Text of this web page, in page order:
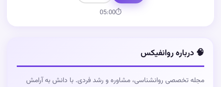
⏱
05:00
🧠 درباره روانفیکس
مجله تخصصی روانشناسی، مشاوره و رشد فردی. با دانش به آرامش